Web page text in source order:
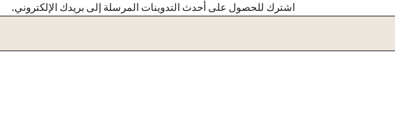
اشترك للحصول على أحدث التدوينات المرسلة إلى بريدك الإلكتروني.